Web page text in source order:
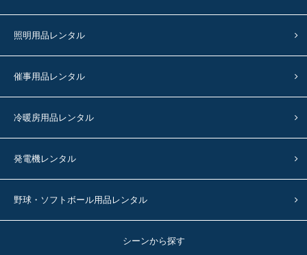
照明用品レンタル
催事用品レンタル
冷暖房用品レンタル
発電機レンタル
野球・ソフトボール用品レンタル
シーンから探す